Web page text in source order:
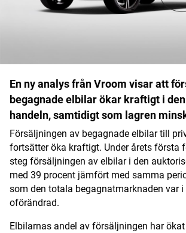
Det
En ny analys från Vroom visar att
begagnade elbilar ökar kraftigt i
handeln, samtidigt som lagren
Försäljningen av begagnade elbilar till
fortsätter öka kraftigt. Under årets första
steg försäljningen av elbilar i den
med 39 procent jämfört med samma
som den totala begagnatmarknaden var
oförändrad.
Elbilarnas andel av försäljningen har